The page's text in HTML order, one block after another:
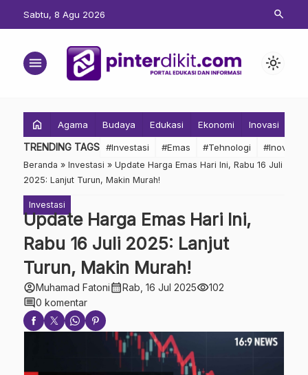
Sabtu, 8 Agu 2026 search
menu light_mode
home Agama Budaya Edukasi Ekonomi Inovasi
TRENDING TAGS #Investasi #Emas #Tehnologi #Inovasi
Beranda » Investasi » Update Harga Emas Hari Ini, Rabu 16 Juli
2025: Lanjut Turun, Makin Murah!
Investasi
Update Harga Emas Hari Ini,
Rabu 16 Juli 2025: Lanjut
Turun, Makin Murah!
account_circleMuhamad Fatonicalendar_monthRab, 16 Jul 2025visibility102
comment0 komentar